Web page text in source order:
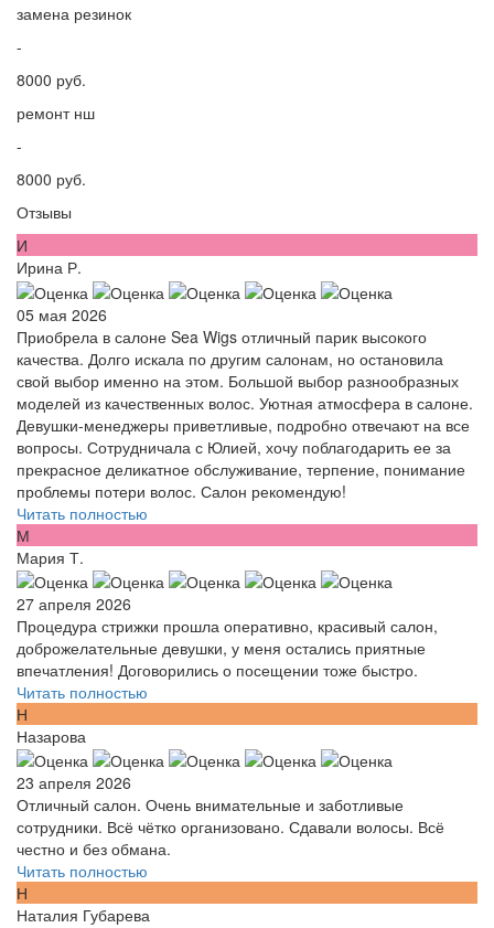
замена резинок
-
8000 руб.
ремонт нш
-
8000 руб.
Отзывы
И
Ирина Р.
05 мая 2026
Приобрела в салоне Sea Wigs отличный парик высокого
качества. Долго искала по другим салонам, но остановила
свой выбор именно на этом. Большой выбор разнообразных
моделей из качественных волос. Уютная атмосфера в салоне.
Девушки-менеджеры приветливые, подробно отвечают на все
вопросы. Сотрудничала с Юлией, хочу поблагодарить ее за
прекрасное деликатное обслуживание, терпение, понимание
проблемы потери волос. Салон рекомендую!
Читать полностью
М
Мария Т.
27 апреля 2026
Процедура стрижки прошла оперативно, красивый салон,
доброжелательные девушки, у меня остались приятные
впечатления! Договорились о посещении тоже быстро.
Читать полностью
Н
Назарова
23 апреля 2026
Отличный салон. Очень внимательные и заботливые
сотрудники. Всё чётко организовано. Сдавали волосы. Всё
честно и без обмана.
Читать полностью
Н
Наталия Губарева